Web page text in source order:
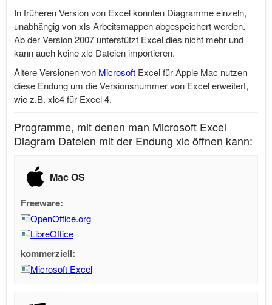
In früheren Version von Excel konnten Diagramme einzeln,
unabhängig von xls Arbeitsmappen abgespeichert werden.
Ab der Version 2007 unterstützt Excel dies nicht mehr und
kann auch keine xlc Dateien importieren.
Ältere Versionen von Microsoft Excel für Apple Mac nutzen
diese Endung um die Versionsnummer von Excel erweitert,
wie z.B. xlc4 für Excel 4.
Programme, mit denen man Microsoft Excel
Diagram Dateien mit der Endung xlc öffnen kann:
Mac OS
Freeware:
OpenOffice.org
LibreOffice
kommerziell:
Microsoft Excel